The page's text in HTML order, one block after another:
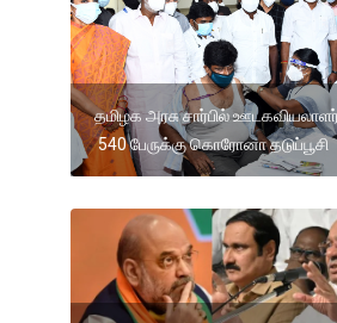
தமிழக அரசு சார்பில்
540 பேருக்கு கொரோனா தடுப்பூசி